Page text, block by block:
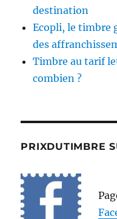
destination
Ecopli, le timbre
des
Timbre au tarif
combien ?
PRIXDUTIMBRE